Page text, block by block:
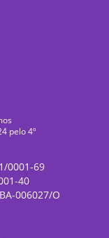
pelo 4º
0001-69
40
006027/O